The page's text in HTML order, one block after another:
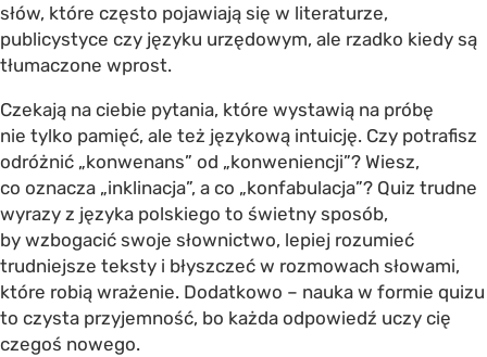
słów, które często pojawiają się w literaturze,
publicystyce czy języku urzędowym, ale rzadko kiedy są
tłumaczone wprost.
Czekają na ciebie pytania, które wystawią na próbę
nie tylko pamięć, ale też językową intuicję. Czy potrafisz
odróżnić „konwenans” od „konweniencji”? Wiesz,
co oznacza „inklinacja”, a co „konfabulacja”? Quiz trudne
wyrazy z języka polskiego to świetny sposób,
by wzbogacić swoje słownictwo, lepiej rozumieć
trudniejsze teksty i błyszczeć w rozmowach słowami,
które robią wrażenie. Dodatkowo – nauka w formie quizu
to czysta przyjemność, bo każda odpowiedź uczy cię
czegoś nowego.